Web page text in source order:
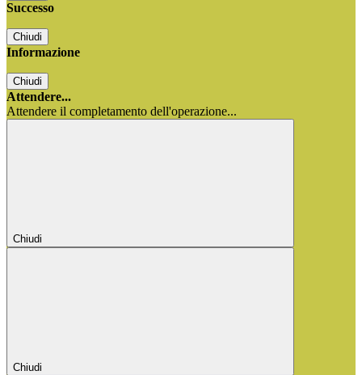
Successo
Chiudi
Informazione
Chiudi
Attendere...
Attendere il completamento dell'operazione...
Chiudi
Chiudi